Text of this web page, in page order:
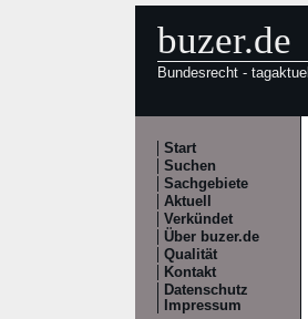
buzer.de
Bundesrecht -
Start
Suchen
Sachgebiete
Aktuell
Verkündet
Über buzer.de
Qualität
Kontakt
Datenschutz
Impressum